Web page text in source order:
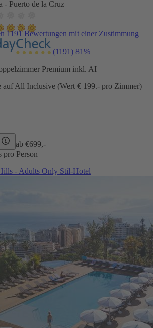
- Puerto de la Cruz
1191 Bewertungen mit einer Zustimmung
(1191) 81%
Premium inkl. AI
auf All Inclusive (Wert € 199.- pro Zimmer)
ab €699,-
pro Person
- Adults Only Stil-Hotel